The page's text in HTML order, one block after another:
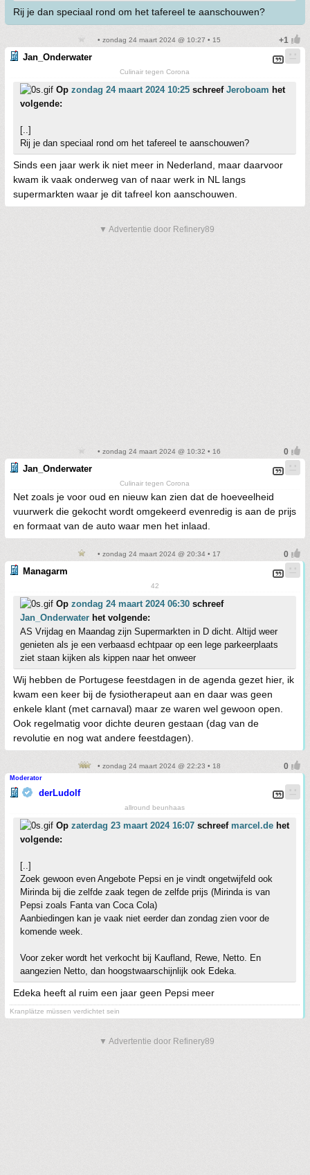
Rij je dan speciaal rond om het tafereel te aanschouwen?
• zondag 24 maart 2024 @ 10:27 • 15
Jan_Onderwater
Culinair tegen Corona
Op zondag 24 maart 2024 10:25 schreef Jeroboam het
volgende:
[..]
Rij je dan speciaal rond om het tafereel te aanschouwen?
Sinds een jaar werk ik niet meer in Nederland, maar daarvoor
kwam ik vaak onderweg van of naar werk in NL langs
supermarkten waar je dit tafreel kon aanschouwen.
▼ Advertentie door Refinery89
• zondag 24 maart 2024 @ 10:32 • 16
Jan_Onderwater
Culinair tegen Corona
Net zoals je voor oud en nieuw kan zien dat de hoeveelheid
vuurwerk die gekocht wordt omgekeerd evenredig is aan de prijs
en formaat van de auto waar men het inlaad.
• zondag 24 maart 2024 @ 20:34 • 17
Managarm
42
Op zondag 24 maart 2024 06:30 schreef
Jan_Onderwater het volgende:
AS Vrijdag en Maandag zijn Supermarkten in D dicht. Altijd weer
genieten als je een verbaasd echtpaar op een lege parkeerplaats
ziet staan kijken als kippen naar het onweer
Wij hebben de Portugese feestdagen in de agenda gezet hier, ik
kwam een keer bij de fysiotherapeut aan en daar was geen
enkele klant (met carnaval) maar ze waren wel gewoon open.
Ook regelmatig voor dichte deuren gestaan (dag van de
revolutie en nog wat andere feestdagen).
• zondag 24 maart 2024 @ 22:23 • 18
Moderator
derLudolf
allround beunhaas
Op zaterdag 23 maart 2024 16:07 schreef marcel.de het
volgende:
[..]
Zoek gewoon even Angebote Pepsi en je vindt ongetwijfeld ook
Mirinda bij die zelfde zaak tegen de zelfde prijs (Mirinda is van
Pepsi zoals Fanta van Coca Cola)
Aanbiedingen kan je vaak niet eerder dan zondag zien voor de
komende week.
Voor zeker wordt het verkocht bij Kaufland, Rewe, Netto. En
aangezien Netto, dan hoogstwaarschijnlijk ook Edeka.
Edeka heeft al ruim een jaar geen Pepsi meer
Kranplätze müssen verdichtet sein
▼ Advertentie door Refinery89